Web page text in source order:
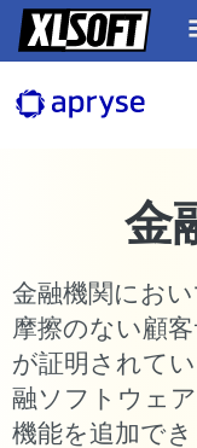
金
金融機関にお
摩擦のない顧
が証明されて
融ソフトウェ
機能を追加でき